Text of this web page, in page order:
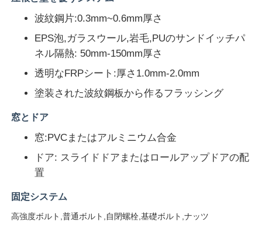
鉄骨造倉庫
商業用鉄鋼建築
鉄骨構造航空機格納庫
鉄鋼構造材料
鉄骨構造鶏舎
波紋鋼片:0.3mm~0.6mm厚さ
EPS泡,ガラスウール,岩毛,PUのサンドイッチパ
ネル隔熱: 50mm-150mm厚さ
透明なFRPシート:厚さ1.0mm-2.0mm
塗装された波紋鋼板から作るフラッシング
窓とドア
窓:PVCまたはアルミニウム合金
ドア: スライドドアまたはロールアップドアの配
置
固定システム
高強度ボルト,普通ボルト,自閉螺栓,基礎ボルト,ナッツ